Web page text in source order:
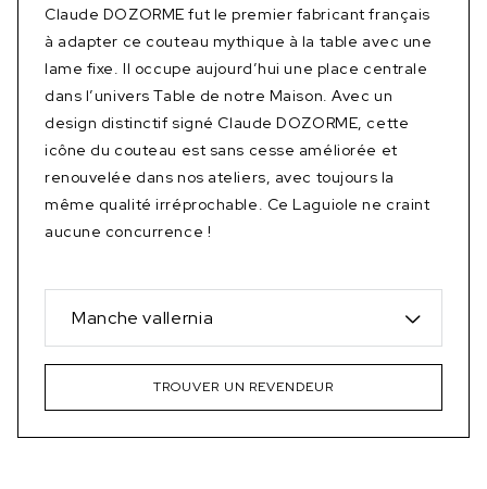
Claude DOZORME fut le premier fabricant français
à adapter ce couteau mythique à la table avec une
lame fixe. Il occupe aujourd’hui une place centrale
dans l’univers Table de notre Maison. Avec un
design distinctif signé Claude DOZORME, cette
icône du couteau est sans cesse améliorée et
renouvelée dans nos ateliers, avec toujours la
même qualité irréprochable. Ce Laguiole ne craint
aucune concurrence !
Manche vallernia
TROUVER UN REVENDEUR